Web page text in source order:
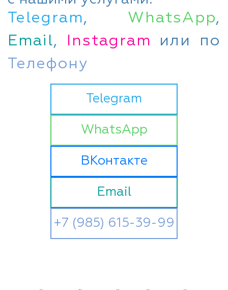
Telegram, WhatsApp,
Email, Instagram или по
Телефону
Telegram
WhatsApp
ВКонтакте
Email
+7 (985) 615-39-99